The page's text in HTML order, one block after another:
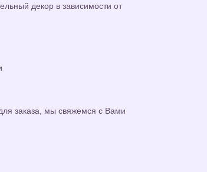
декор в зависимости от
заказа, мы свяжемся с Вами